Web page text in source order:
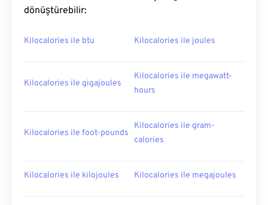
dönüştürebilir:
Kilocalories ile btu Kilocalories ile joules
Kilocalories ile gigajoules
Kilocalories ile megawatt-
hours
Kilocalories ile foot-pounds
Kilocalories ile gram-
calories
Kilocalories ile kilojoules Kilocalories ile megajoules